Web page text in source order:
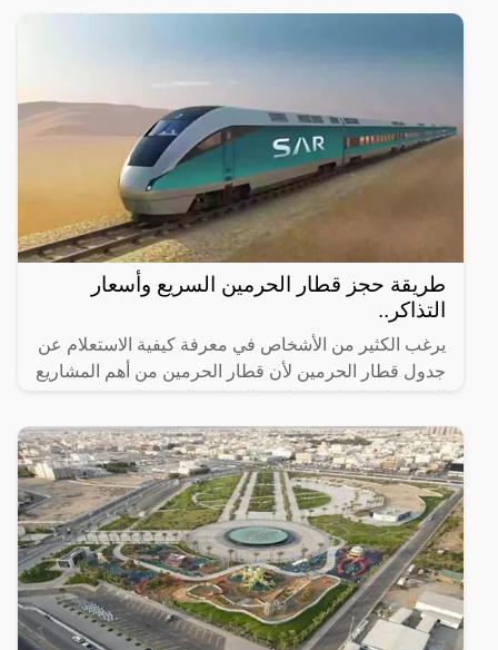
رقصها والميكاج الذي
طريقة حجز قطار الحرمين السريع وأسعار
التذاكر..
يرغب الكثير من الأشخاص في معرفة كيفية الاستعلام عن
جدول قطار الحرمين لأن قطار الحرمين من أهم المشاريع